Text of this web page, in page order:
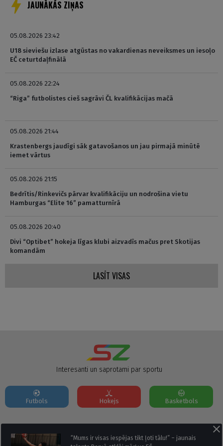
JAUNĀKĀS ZIŅAS
05.08.2026 23:42
U18 sieviešu izlase atgūstas no vakardienas neveiksmes un iesoļo
EČ ceturtdaļfinālā
05.08.2026 22:24
“Riga” futbolistes cieš sagrāvi ČL kvalifikācijas mačā
05.08.2026 21:44
Krastenbergs jaudīgi sāk gatavošanos un jau pirmajā minūtē
iemet vārtus
05.08.2026 21:15
Bedrītis/Rinkevičs pārvar kvalifikāciju un nodrošina vietu
Hamburgas “Elite 16” pamatturnīrā
05.08.2026 20:40
Divi “Optibet” hokeja līgas klubi aizvadīs mačus pret Skotijas
komandām
LASĪT VISAS
“Mums ir visas iespējas tikt ļoti tālu!” – jaunais
Interesanti un saprotami par sportu
Futbols Hokejs Basketbols
Par mums Reklāmas Parametri Kontakti